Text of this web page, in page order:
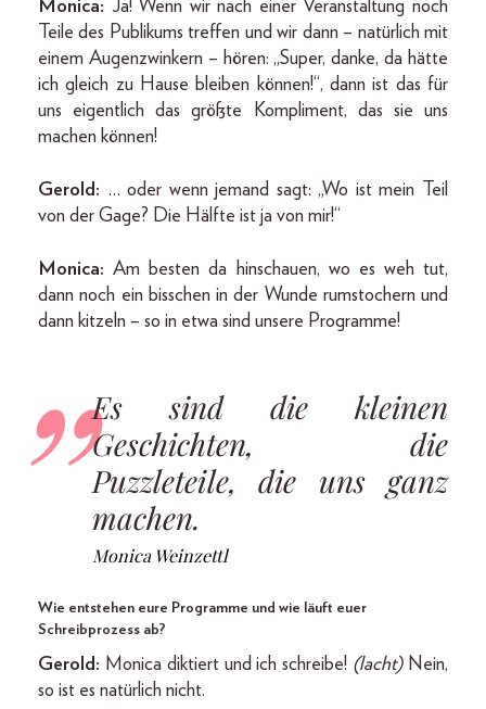
Monica: Ja! Wenn wir nach einer Veranstaltung noch
Teile des Publikums treffen und wir dann – natürlich mit
einem Augenzwinkern – hören: „Super, danke, da hätte
ich gleich zu Hause bleiben können!“, dann ist das für
uns eigentlich das größte Kompliment, das sie uns
machen können!
Gerold: … oder wenn jemand sagt: „Wo ist mein Teil
von der Gage? Die Hälfte ist ja von mir!“
Monica: Am besten da hinschauen, wo es weh tut,
dann noch ein bisschen in der Wunde rumstochern und
dann kitzeln – so in etwa sind unsere Programme!
Es sind die kleinen
Geschichten, die
Puzzleteile, die uns ganz
machen.
Monica Weinzettl
Wie entstehen eure Programme und wie läuft euer
Schreibprozess ab?
Gerold: Monica diktiert und ich schreibe! (lacht)Nein,
so ist es natürlich nicht.